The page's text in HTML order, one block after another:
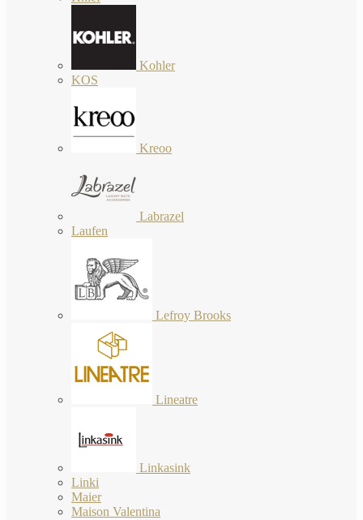
Kohler
KOS
Kreoo
Labrazel
Laufen
Lefroy Brooks
Lineatre
Linkasink
Linki
Maier
Maison Valentina